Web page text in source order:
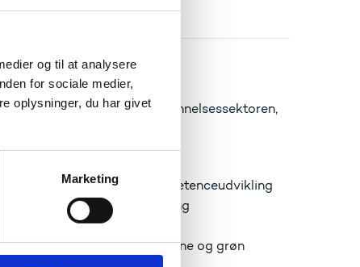
og til at analysere
for sociale medier,
oplysninger, du har givet
Marketing
inden for erhvervsuddannelsessektoren,
og grøn omstilling.
i uddannelse og kompetenceudvikling
til den grønne omstilling
inden for Erasmus+
bæredygtig konkurrenceevne og grøn